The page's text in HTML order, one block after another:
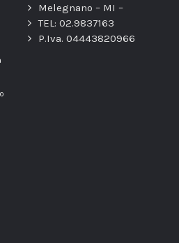
Melegnano – MI –
TEL: 02.9837163
P.Iva. 04443820966